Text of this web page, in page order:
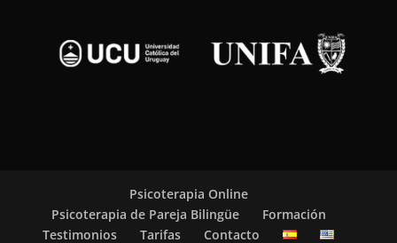
Psicoterapia Online
Psicoterapia de Pareja Bilingüe
Formación
Testimonios
Tarifas Contacto